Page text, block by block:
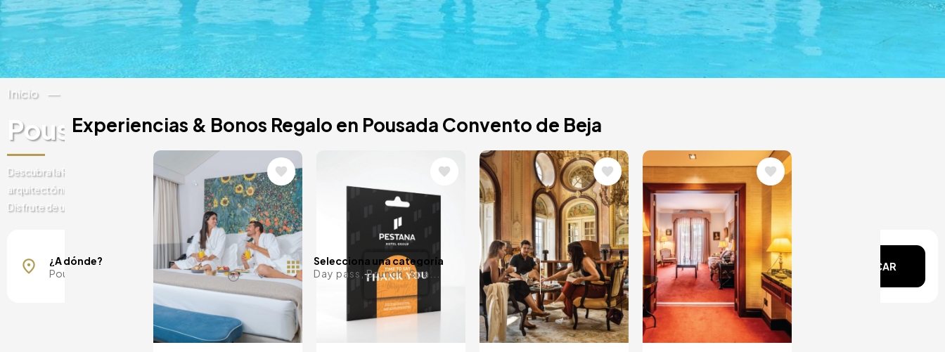
Inicio
Pousada Convento de Beja
Descubra la Pousada Convento de Beja. Resultado de un majestuoso proyecto
arquitectónico representativo de la arquitectura religiosa y gótica de Portugal.
Disfrute de una experiencia inolvidable en este impresionante e histórico Hotel.
Barcelona, España
Madrid, España
¿A dónde?
Selecciona una categoría
Day pass, Brunch, Spa...
¿Alguna fecha?
BUSCAR
Experiencias & Bonos Regalo en Pousada Convento de Beja
Image
Image Image